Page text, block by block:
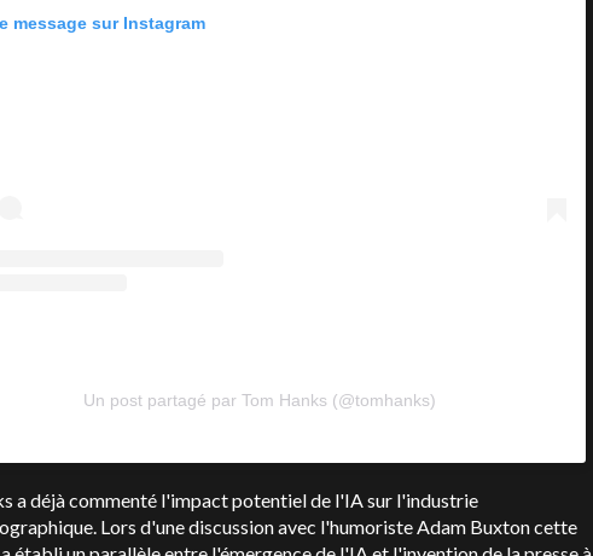
message sur Instagram
Un post partagé par Tom Hanks (@tomhanks)
a déjà commenté l'impact potentiel de l'IA sur l'industrie
Lors d'une discussion avec l'humoriste Adam Buxton cette